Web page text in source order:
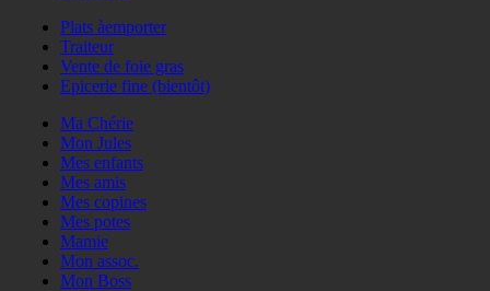
Plats àemporter
Traiteur
Vente de foie gras
Epicerie fine (bientôt)
Ma Chérie
Mon Jules
Mes enfants
Mes amis
Mes copines
Mes potes
Mamie
Mon assoc.
Mon Boss